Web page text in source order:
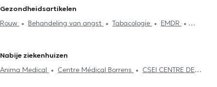
Hypnose
Energetische behandeling
Gezondheidsartikelen
Rouw
Behandeling van angst Tabacologie
EMDR
Nabije ziekenhuizen
Anima Medical
Centre Médical Borrens
CSEI CENTRE DE